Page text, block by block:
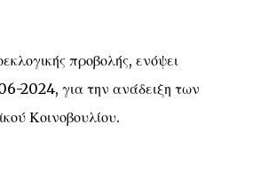
προβολής, ενόψει
2024, για την ανάδειξη των
Κοινοβουλίου.